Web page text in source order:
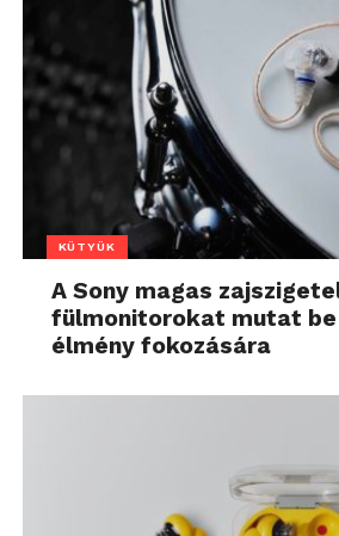
KÜTYÜK
A Sony magas
fülmonitorokat mutat be
élmény fokozására